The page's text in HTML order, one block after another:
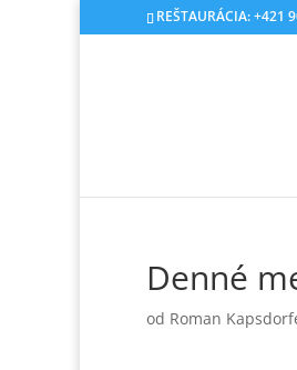
REŠTAURÁCIA: +421
Denné
od Roman